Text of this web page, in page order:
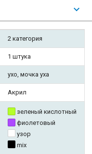
2 категория
1 штука
ухо, мочка уха
Акрил
зеленый кислотный
фиолетовый
узор
mix